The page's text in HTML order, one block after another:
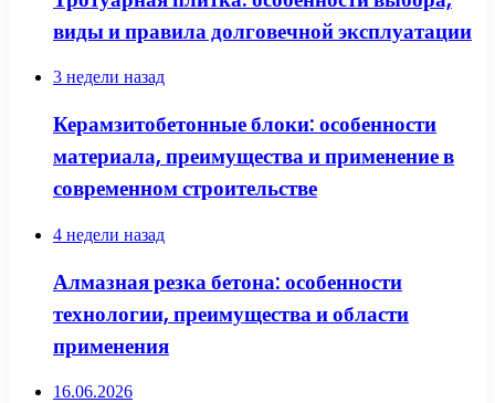
виды и правила долговечной эксплуатации
3 недели назад
Керамзитобетонные блоки: особенности
материала, преимущества и применение в
современном строительстве
4 недели назад
Алмазная резка бетона: особенности
технологии, преимущества и области
применения
16.06.2026